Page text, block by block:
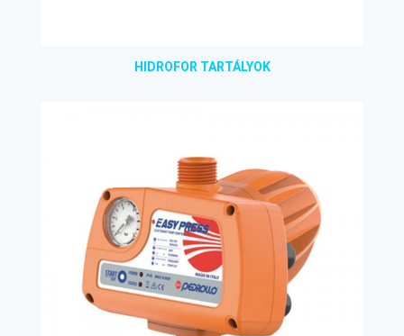
HIDROFOR TARTÁLYOK